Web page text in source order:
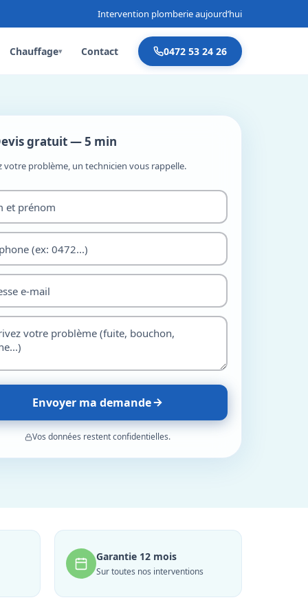
Intervention plomberie aujourd’hui
Chauffage▾ Contact 0472 53 24 26
gratuit — 5 min
votre problème, un technicien vous rappelle.
Envoyer ma demande
Vos données restent confidentielles.
Garantie 12 mois
Sur toutes nos interventions